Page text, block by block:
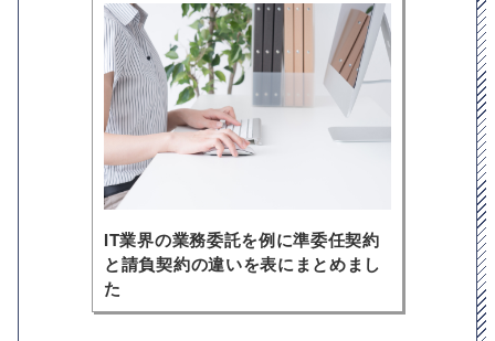
IT業界の業務委託を例に準委任契約
と請負契約の違いを表にまとめまし
た